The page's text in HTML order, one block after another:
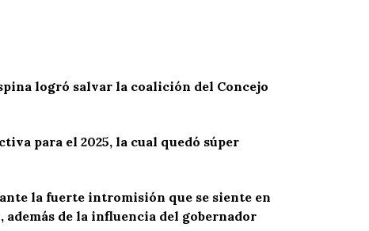
logró salvar la coalición del Concejo
para el 2025, la cual quedó súper
la fuerte intromisión que se siente en
además de la influencia del gobernador